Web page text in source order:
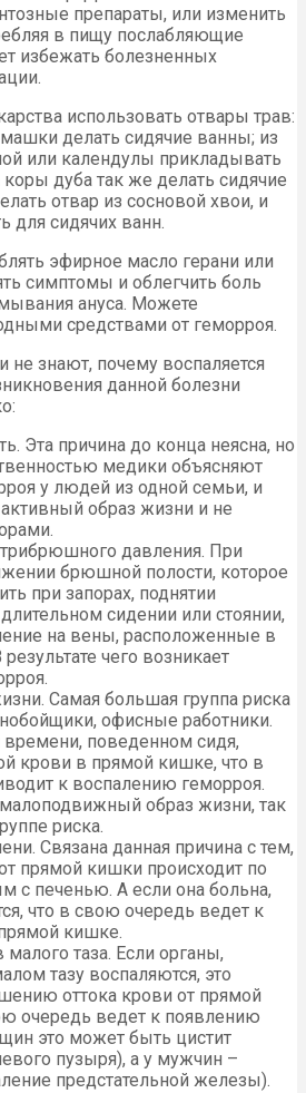
препараты, или изменить
в пищу послабляющие
избежать болезненных
использовать отвары трав:
делать сидячие ванны; из
или календулы прикладывать
дуба так же делать сидячие
отвар из сосновой хвои, и
для сидячих ванн.
эфирное масло герани или
симптомы и облегчить боль
ануса. Можете
средствами от геморроя.
знают, почему воспаляется
данной болезни
Эта причина до конца неясна, но
медики объясняют
у людей из одной семьи, и
образ жизни и не
давления. При
брюшной полости, которое
при запорах, поднятии
сидении или стоянии,
на вены, расположенные в
чего возникает
Самая большая группа риска
офисные работники.
поведенном сидя,
крови в прямой кишке, что в
к воспалению геморроя.
образ жизни, так
риска.
Связана данная причина с тем,
прямой кишки происходит по
с печенью. А если она больна,
что в свою очередь ведет к
кишке.
таза. Если органы,
тазу воспаляются, это
оттока крови от прямой
очередь ведет к появлению
это может быть цистит
пузыря), а у мужчин –
предстательной железы).